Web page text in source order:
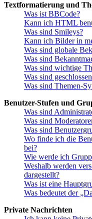
Textformatierung und
Was ist BBCode?
Kann ich HTML
Was sind Smileys?
Kann ich Bilder in
Was sind globale
Was sind
Was sind wichtige
Was sind
Was sind Themen-
Benutzer-Stufen und
Was sind
Was sind
Was sind
Wo finde ich die
bei?
Wie werde ich
Weshalb werden
dargestellt?
Was ist eine
Was bedeutet der
Private Nachrichten